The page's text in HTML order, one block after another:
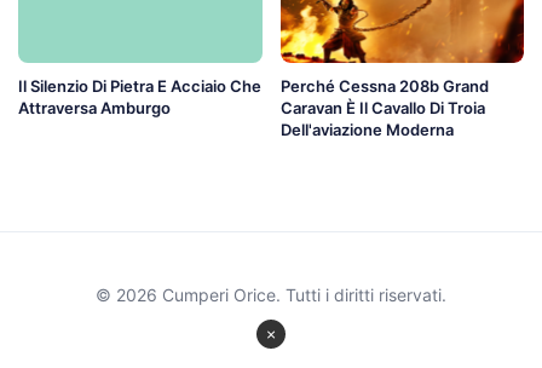
Il Silenzio Di Pietra E Acciaio Che
Attraversa Amburgo
Perché Cessna 208b Grand
Caravan È Il Cavallo Di Troia
Dell'aviazione Moderna
×
© 2026 Cumperi Orice. Tutti i diritti riservati.